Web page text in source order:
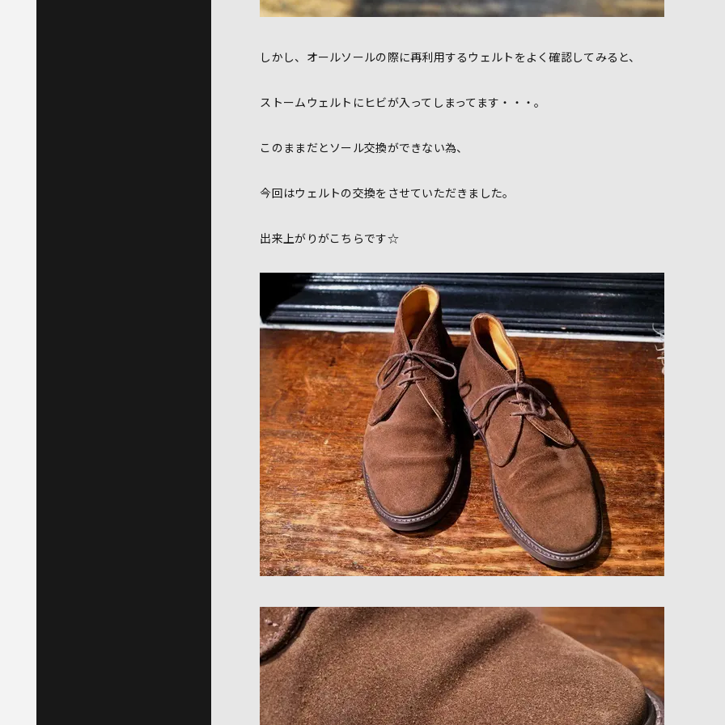
しかし、オールソールの際に再利用するウェルトをよく確認してみると、
ストームウェルトにヒビが入ってしまってます・・・。
このままだとソール交換ができない為、
今回はウェルトの交換をさせていただきました。
出来上がりがこちらです☆